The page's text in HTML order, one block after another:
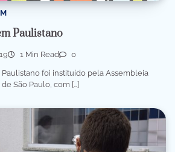
Paulistano
1 Min Read 0
foi instituído pela Assembleia
São Paulo, com […]